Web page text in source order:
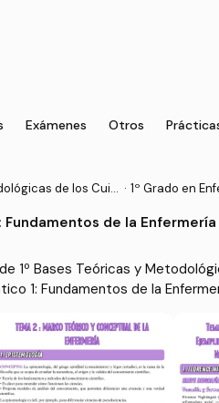
Exámenes Otros
de los Cuid · 1º Grado en
Fundamentos de la
1º Bases Teóricas y
1: Fundamentos de la